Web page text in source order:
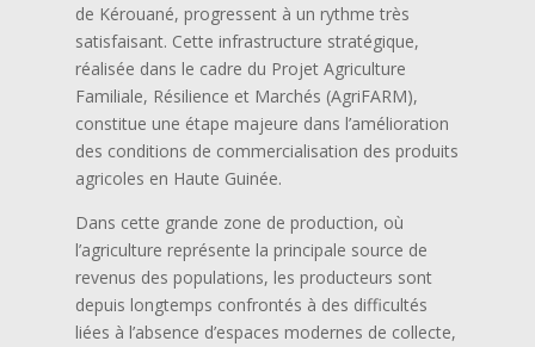
de Kérouané, progressent à un rythme très
satisfaisant. Cette infrastructure stratégique,
réalisée dans le cadre du Projet Agriculture
Familiale, Résilience et Marchés (AgriFARM),
constitue une étape majeure dans l’amélioration
des conditions de commercialisation des produits
agricoles en Haute Guinée.
Dans cette grande zone de production, où
l’agriculture représente la principale source de
revenus des populations, les producteurs sont
depuis longtemps confrontés à des difficultés
liées à l’absence d’espaces modernes de collecte,